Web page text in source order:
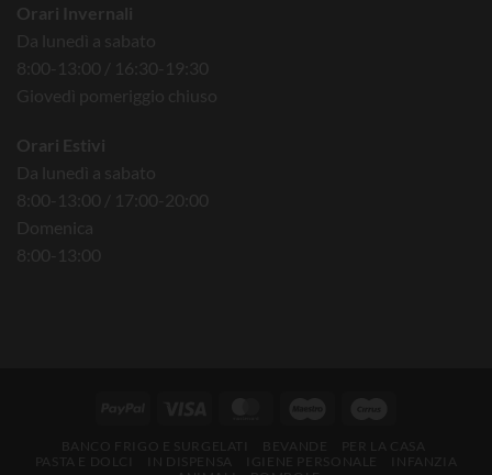
Orari Invernali
Da lunedì a sabato
8:00-13:00 / 16:30-19:30
Giovedì pomeriggio chiuso
Orari Estivi
Da lunedì a sabato
8:00-13:00 / 17:00-20:00
Domenica
8:00-13:00